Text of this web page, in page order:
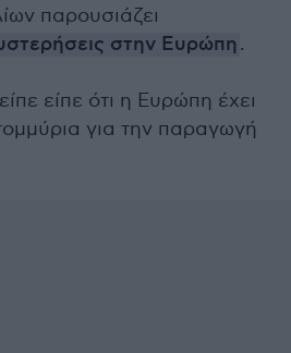
παρουσιάζει
στην Ευρώπη.
είπε είπε ότι η Ευρώπη έχει
για την παραγωγή